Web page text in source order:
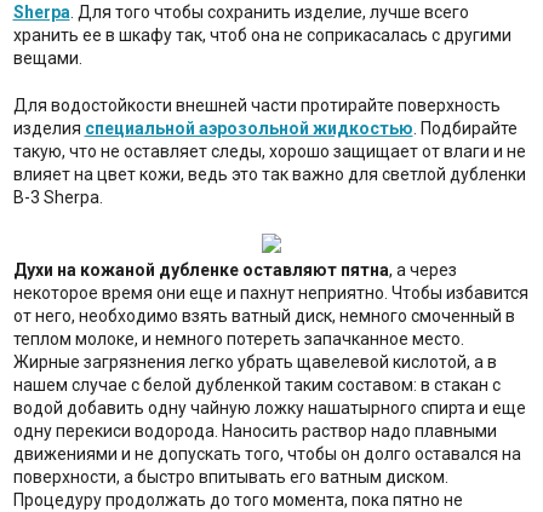
Sherpa . Для того чтобы сохранить изделие, лучше всего
хранить ее в шкафу так, чтоб она не соприкасалась с другими
вещами.
Для водостойкости внешней части протирайте поверхность
изделия специальной аэрозольной жидкостью . Подбирайте
такую, что не оставляет следы, хорошо защищает от влаги и не
влияет на цвет кожи, ведь это так важно для светлой дубленки
B-3 Sherpa.
Духи на кожаной дубленке оставляют пятна, а через
некоторое время они еще и пахнут неприятно. Чтобы избавится
от него, необходимо взять ватный диск, немного смоченный в
теплом молоке, и немного потереть запачканное место.
Жирные загрязнения легко убрать щавелевой кислотой, а в
нашем случае с белой дубленкой таким составом: в стакан с
водой добавить одну чайную ложку нашатырного спирта и еще
одну перекиси водорода. Наносить раствор надо плавными
движениями и не допускать того, чтобы он долго оставался на
поверхности, а быстро впитывать его ватным диском.
Процедуру продолжать до того момента, пока пятно не